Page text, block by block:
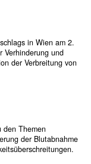
in Wien am 2.
Verhinderung und
der Verbreitung von
den Themen
der Blutabnahme